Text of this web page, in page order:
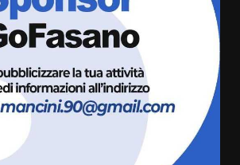
La Banda Città di Fasano apre
ufficialmente la Festa di
8 Agosto 2026 11:00
Savelletri in festa, domani sera
grande spettacolo con Uccio De
Santis